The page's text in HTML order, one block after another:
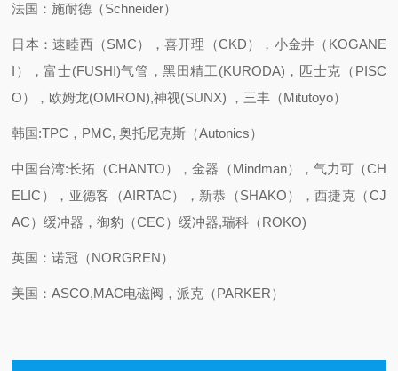
法国：施耐德（Schneider）
日本：速睦西（SMC），喜开理（CKD），小金井（KOGANE
I），富士(FUSHI)气管，黑田精工(KURODA)，匹士克（PISC
O），欧姆龙(OMRON),神视(SUNX) ，三丰（Mitutoyo）
韩国:TPC，PMC, 奥托尼克斯（Autonics）
中国台湾:长拓（CHANTO），金器（Mindman），气力可（CH
ELIC），亚德客（AIRTAC），新恭（SHAKO），西捷克（CJ
AC）缓冲器，御豹（CEC）缓冲器,瑞科（ROKO)
英国：诺冠（NORGREN）
美国：ASCO,MAC电磁阀，派克（PARKER）